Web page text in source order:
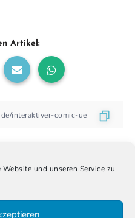
und unseren Service zu
Artikel: